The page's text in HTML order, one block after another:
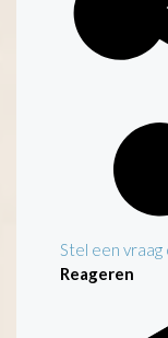
Stel een vraag
Reageren